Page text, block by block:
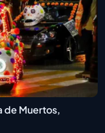
de Muertos,